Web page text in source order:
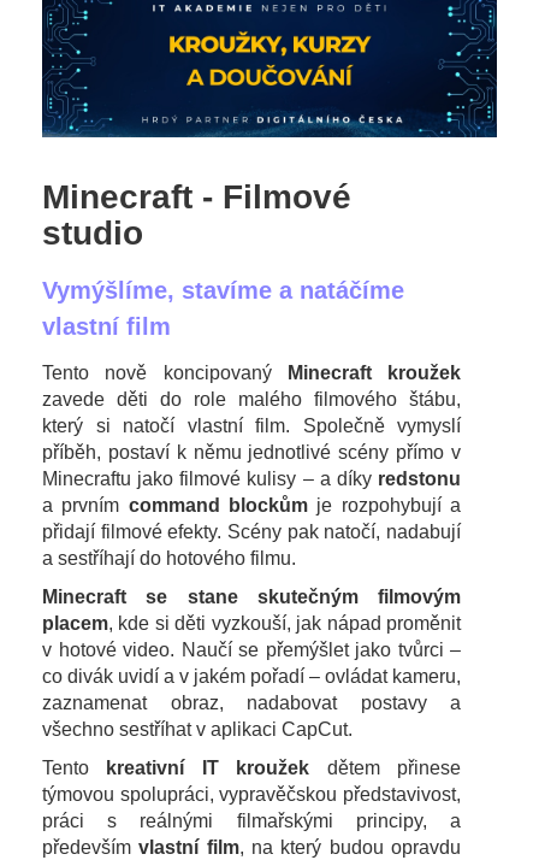
Minecraft - Filmové
studio
Vymýšlíme, stavíme a natáčíme
vlastní film
Tento nově koncipovaný
Minecraft kroužek
zavede děti do role malého filmového štábu,
který si natočí vlastní film. Společně vymyslí
příběh, postaví k němu jednotlivé scény přímo v
Minecraftu jako filmové kulisy – a díky redstonu
a prvním command blockům je rozpohybují a
přidají filmové efekty. Scény pak natočí, nadabují
a sestříhají do hotového filmu.
Minecraft se stane skutečným filmovým
placem, kde si děti vyzkouší, jak nápad proměnit
v hotové video. Naučí se přemýšlet jako tvůrci –
co divák uvidí a v jakém pořadí – ovládat kameru,
zaznamenat obraz, nadabovat postavy a
všechno sestříhat v aplikaci CapCut.
Tento
kreativní IT kroužek dětem přinese
týmovou spolupráci, vypravěčskou představivost,
práci s reálnými filmařskými principy, a
předevšímvlastní film, na který budou opravdu